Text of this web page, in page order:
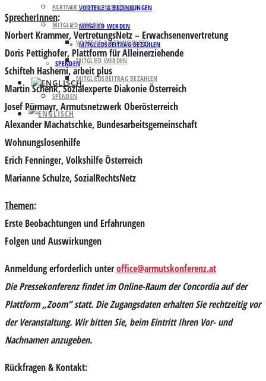
VORTEILE & BEDINGUNGEN
MITGLIED WERDEN
MITGLIEDSBEITRAG BEZAHLEN
SPENDEN
PARTNER UND UNTERSTÜTZER
MITGLIED WERDEN
VORTEILE & BEDINGUNGEN
MITGLIED WERDEN
MITGLIEDSBEITRAG BEZAHLEN
SPENDEN
SprecherInnen:
Norbert Krammer, VertretungsNetz – Erwachsenenvertretung
Doris Pettighofer, Plattform für Alleinerziehende
Schifteh Hashemi, arbeit plus
Martin Schenk, Sozialexperte Diakonie Österreich
Josef Pürmayr, Armutsnetzwerk Oberösterreich
Alexander Machatschke, Bundesarbeitsgemeinschaft
Wohnungslosenhilfe
Erich Fenninger,Volkshilfe Österreich
Marianne Schulze, SozialRechtsNetz
Themen:
Erste Beobachtungen und Erfahrungen
Folgen und Auswirkungen
Anmeldung erforderlich unteroffice@armutskonferenz.at
Die Pressekonferenz findet im Online-Raum der Concordia auf der
Plattform „Zoom” statt. Die Zugangsdaten erhalten Sie rechtzeitig vor
der Veranstaltung. Wir bitten Sie, beim Eintritt Ihren Vor- und
Nachnamen anzugeben.
Rückfragen & Kontakt: